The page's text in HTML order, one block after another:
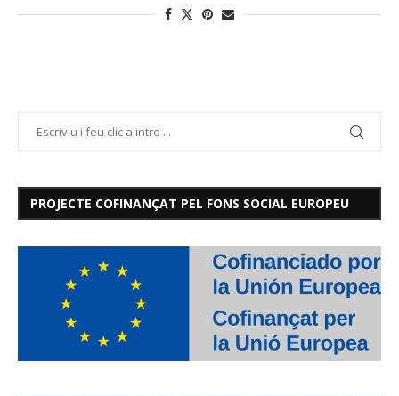
PROJECTE COFINANÇAT PEL FONS SOCIAL EUROPEU